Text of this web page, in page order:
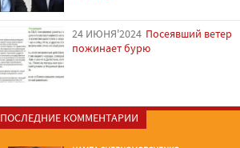
24 ИЮНЯ'2024 Посеявший ветер
пожинает бурю
ПОСЛЕДНИЕ КОММЕНТАРИИ